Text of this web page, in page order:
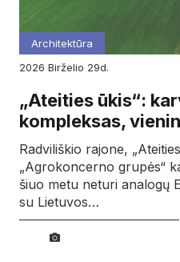
Architektūra
2026
birželio 29d.
„Ateities ūkis“:
kompleksas,
Radviliškio rajone,
„Agrokoncerno grupės“
šiuo metu neturi analogų
su Lietuvos…